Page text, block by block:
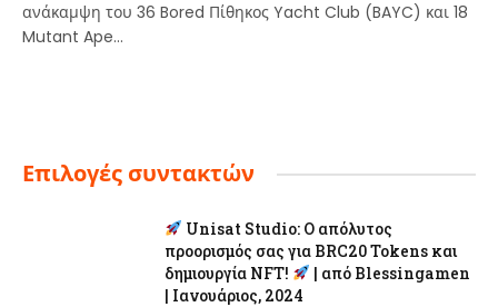
ανάκαμψη του 36 Bored Πίθηκος Yacht Club (BAYC) και 18
Mutant Ape…
Επιλογές συντακτών
Unisat Studio: Ο απόλυτος
προορισμός σας για BRC20 Tokens και
δημιουργία NFT!
| από Blessingamen
| Ιανουάριος, 2024